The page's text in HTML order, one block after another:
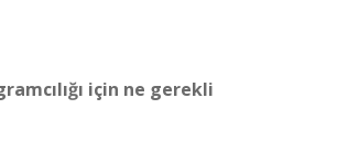
için ne gerekli